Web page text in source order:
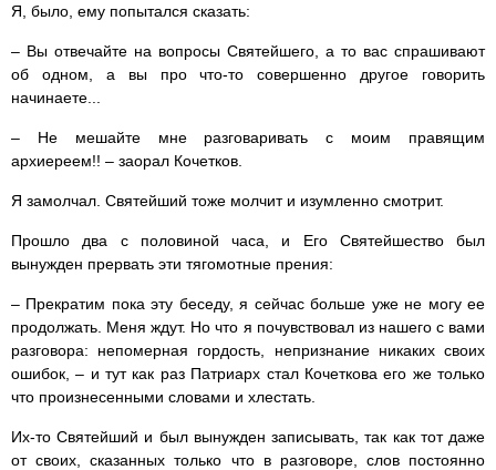
Я, было, ему попытался сказать:
– Вы отвечайте на вопросы Святейшего, а то вас спрашивают
об одном, а вы про что-то совершенно другое говорить
начинаете...
– Не мешайте мне разговаривать с моим правящим
архиереем!! – заорал Кочетков.
Я замолчал. Святейший тоже молчит и изумленно смотрит.
Прошло два с половиной часа, и Его Святейшество был
вынужден прервать эти тягомотные прения:
– Прекратим пока эту беседу, я сейчас больше уже не могу ее
продолжать. Меня ждут. Но что я почувствовал из нашего с вами
разговора: непомерная гордость, непризнание никаких своих
ошибок, – и тут как раз Патриарх стал Кочеткова его же только
что произнесенными словами и хлестать.
Их-то Святейший и был вынужден записывать, так как тот даже
от своих, сказанных только что в разговоре, слов постоянно